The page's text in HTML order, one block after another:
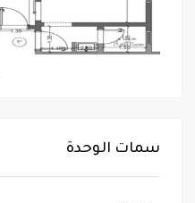
سمات الوحدة